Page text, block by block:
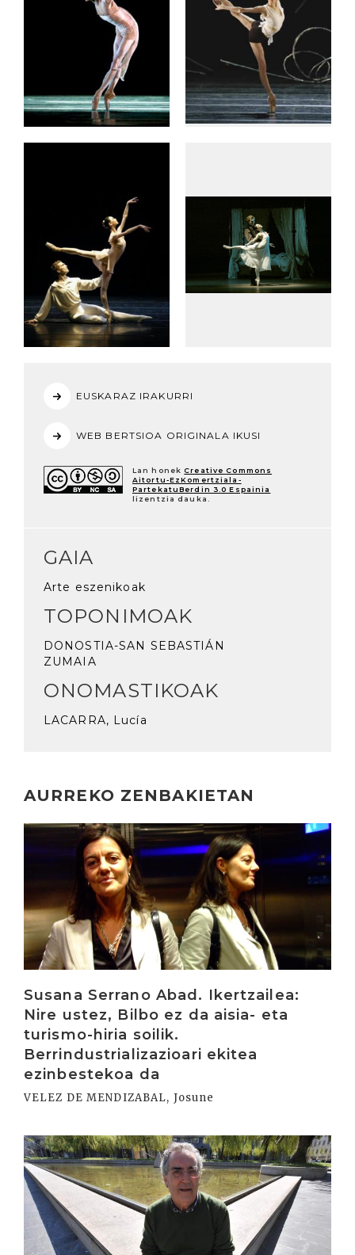
EUSKARAZ IRAKURRI
WEB BERTSIOA ORIGINALA IKUSI
Lan honek Creative Commons
Aitortu-EzKomertziala-
PartekatuBerdin 3.0 Espainia
lizentzia dauka.
GAIA
Arte eszenikoak
TOPONIMOAK
DONOSTIA-SAN SEBASTIÁN
ZUMAIA
ONOMASTIKOAK
LACARRA, Lucía
AURREKO ZENBAKIETAN
Susana Serrano Abad. Ikertzailea:
Nire ustez, Bilbo ez da aisia- eta
turismo-hiria soilik.
Berrindustrializazioari ekitea
ezinbestekoa da
VELEZ DE MENDIZABAL, Josune
Irakurri
Irakurri